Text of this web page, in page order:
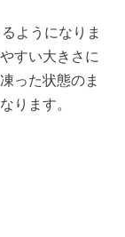
ようになりま
すい大きさに
った状態のま
ります。